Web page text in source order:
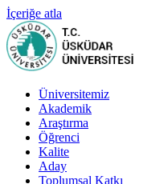
İçeriğe atla
Üniversitemiz
Akademik
Araştırma
Öğrenci
Kalite
Aday
Toplumsal Katkı